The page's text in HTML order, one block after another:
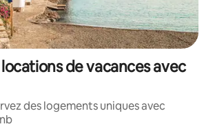
de vacances avec
des logements uniques avec